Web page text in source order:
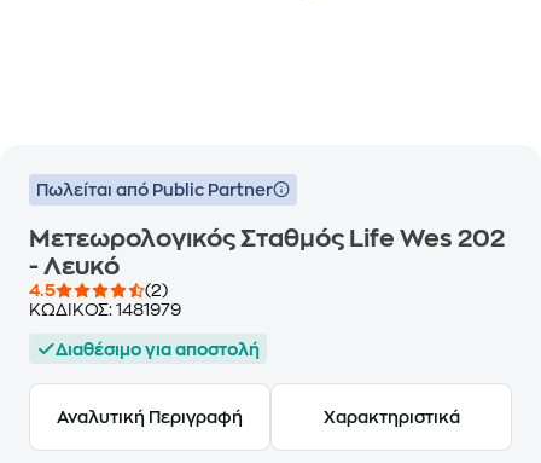
Πωλείται από Public Partner
Μετεωρολογικός Σταθμός Life Wes 202
- Λευκό
4.5
(2)
ΚΩΔΙΚΟΣ: 1481979
Διαθέσιμο για αποστολή
Αναλυτική Περιγραφή Χαρακτηριστικά